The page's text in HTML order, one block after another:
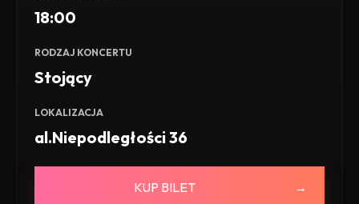
18:00
RODZAJ KONCERTU
Stojący
LOKALIZACJA
al.Niepodległości 36
KUP BILET